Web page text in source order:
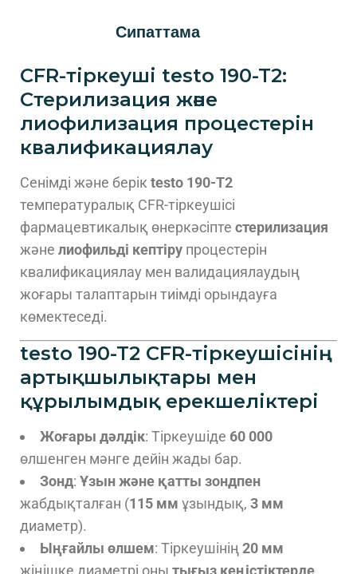
Сипаттама
CFR-тіркеуші testo 190-T2:
Стерилизация және
лиофилизация процестерін
квалификациялау
Сенімді және берік testo 190-T2
температуралық CFR-тіркеушісі
фармацевтикалық өнеркәсіпте стерилизация
және лиофильді кептіру процестерін
квалификациялау мен валидациялаудың
жоғары талаптарын тиімді орындауға
көмектеседі.
testo 190-T2 CFR-тіркеушісінің
артықшылықтары мен
құрылымдық ерекшеліктері
Жоғары дәлдік: Тіркеушіде 60 000
өлшенген мәнге дейін жады бар.
Зонд: Ұзын және қатты зондпен
жабдықталған (115 мм ұзындық, 3 мм
диаметр).
Ыңғайлы өлшем: Тіркеушінің 20 мм
жіңішке диаметрі оны тығыз кеңістіктерде